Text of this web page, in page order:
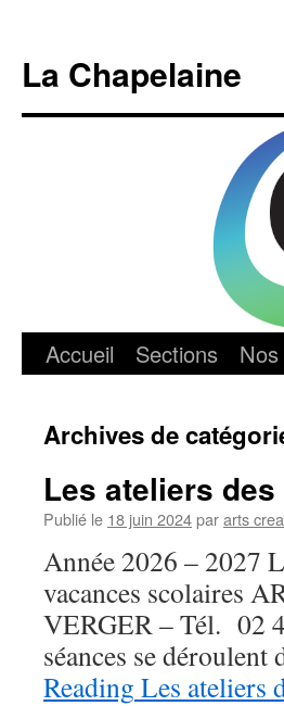
contenu
La Chapelaine
Accueil Sections
Archives de
Les ateliers
Publié le 18 juin 2024pararts
Année 2026 – 2027
vacances scolaires
VERGER – Tél. 02
séances se
Reading Les ateliers